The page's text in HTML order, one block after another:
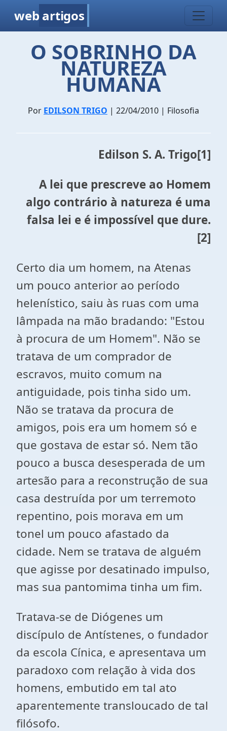
web artigos
O SOBRINHO DA
NATUREZA
HUMANA
Por EDILSON TRIGO | 22/04/2010 | Filosofia
Edilson S. A. Trigo[1]
A lei que prescreve ao Homem
algo contrário à natureza é uma
falsa lei e é impossível que dure.
[2]
Certo dia um homem, na Atenas
um pouco anterior ao período
helenístico, saiu às ruas com uma
lâmpada na mão bradando: "Estou
à procura de um Homem". Não se
tratava de um comprador de
escravos, muito comum na
antiguidade, pois tinha sido um.
Não se tratava da procura de
amigos, pois era um homem só e
que gostava de estar só. Nem tão
pouco a busca desesperada de um
artesão para a reconstrução de sua
casa destruída por um terremoto
repentino, pois morava em um
tonel um pouco afastado da
cidade. Nem se tratava de alguém
que agisse por desatinado impulso,
mas sua pantomima tinha um fim.
Tratava-se de Diógenes um
discípulo de Antístenes, o fundador
da escola Cínica, e apresentava um
paradoxo com relação à vida dos
homens, embutido em tal ato
aparentemente transloucado de tal
filósofo.